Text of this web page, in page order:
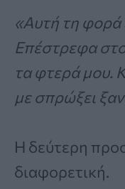
«Αυτή τη φορά
Επέστρεφα
τα φτερά μου.
με σπρώξει
Η δεύτερη
διαφορετική.